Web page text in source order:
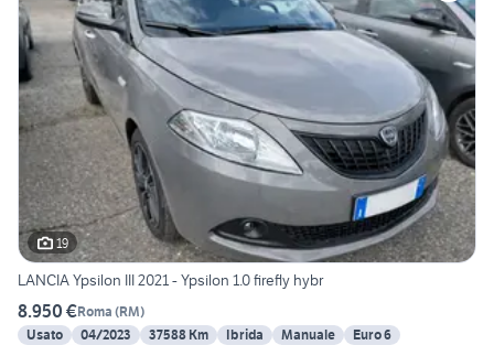
19
LANCIA Ypsilon III 2021 - Ypsilon 1.0 firefly hybr
8.950 €Roma (RM)
Usato
04/2023 37588 Km Ibrida Manuale
Euro 6